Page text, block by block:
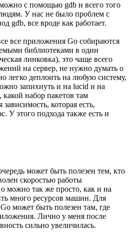
с помощью gdb и всего того
У нас не было проблем с
gdb, все вроде как работает.
все приложения Go собираются
библиотеками в один
линковка), это чаще всего
на сервер, не нужно думать о
легко деплоить на любую систему,
запихнуть и на lucid и на
набор пакетов там
которая есть,
У этого подхода также есть и
может быть полезен тем, кто
скоростью работы
можно так же просто, как и на
много ресурсов машин. Для
может быть полезен там, где
Лично у меня после
сильно увеличилась.